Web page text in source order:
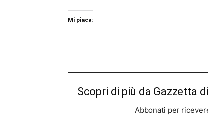
Mi piace:
Scopri di più da Gazzetta
Abbonati per
Digita la tua e-mail...